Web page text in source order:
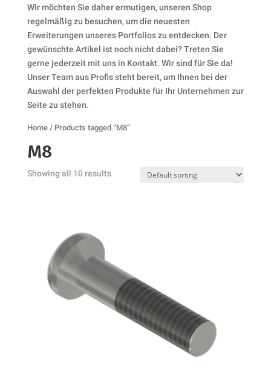
Wir möchten Sie daher ermutigen, unseren Shop
regelmäßig zu besuchen, um die neuesten
Erweiterungen unseres Portfolios zu entdecken. Der
gewünschte Artikel ist noch nicht dabei? Treten Sie
gerne jederzeit mit uns in Kontakt. Wir sind für Sie da!
Unser Team aus Profis steht bereit, um Ihnen bei der
Auswahl der perfekten Produkte für Ihr Unternehmen zur
Seite zu stehen.
Home/ Products tagged “M8”
M8
Showing all 10 results